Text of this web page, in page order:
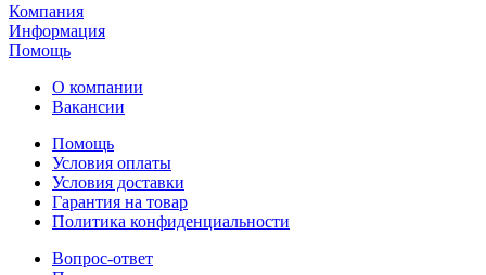
Компания
Информация
Помощь
О компании
Вакансии
Помощь
Условия оплаты
Условия доставки
Гарантия на товар
Политика конфиденциальности
Вопрос-ответ